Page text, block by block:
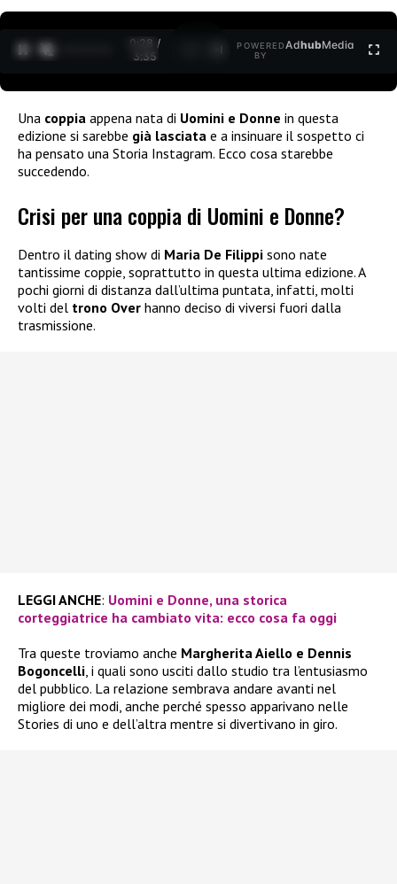
0:29 /
3:35
POWERED
BY
AdhubMedia
Una coppia appena nata di Uomini e Donne in questa
edizione si sarebbe già lasciata e a insinuare il sospetto ci
ha pensato una Storia Instagram. Ecco cosa starebbe
succedendo.
Crisi per una coppia di Uomini e Donne?
Dentro il dating show di Maria De Filippi sono nate
tantissime coppie, soprattutto in questa ultima edizione. A
pochi giorni di distanza dall’ultima puntata, infatti, molti
volti del trono Over hanno deciso di viversi fuori dalla
trasmissione.
LEGGI ANCHE: Uomini e Donne, una storica
corteggiatrice ha cambiato vita: ecco cosa fa oggi
Tra queste troviamo anche Margherita Aiello e Dennis
Bogoncelli, i quali sono usciti dallo studio tra l’entusiasmo
del pubblico. La relazione sembrava andare avanti nel
migliore dei modi, anche perché spesso apparivano nelle
Stories di uno e dell’altra mentre si divertivano in giro.